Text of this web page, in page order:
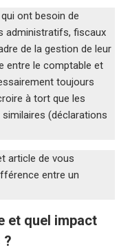
ont besoin de
administratifs, fiscaux
de la gestion de leur
entre le comptable et
toujours
à tort que les
similaires (déclarations
article de vous
entre un
et quel impact
?